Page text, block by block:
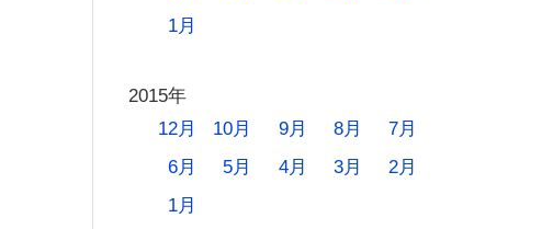
1月
2015年
12月
10月 9月 8月
7月
6月
5月 4月 3月
2月
1月